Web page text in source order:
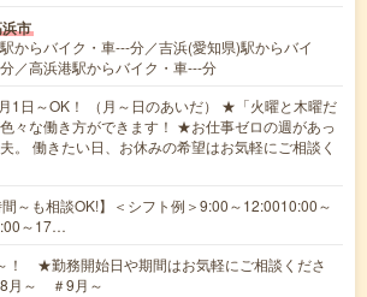
市
からバイク・車---分／吉浜(愛知県)駅からバイ
／高浜港駅からバイク・車---分
1日～OK！ （月～日のあいだ） ★「火曜と木曜だ
々な働き方ができます！ ★お仕事ゼロの週があっ
。 働きたい日、お休みの希望はお気軽にご相談く
間～も相談OK!】＜シフト例＞9:00～12:0010:00～
～17…
！ ★勤務開始日や期間はお気軽にご相談くださ
月～ ＃9月～